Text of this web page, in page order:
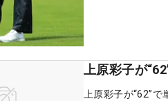
上原彩子が
上原彩子が“62”